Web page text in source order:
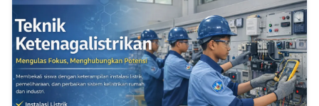
Akademik
Kesiswaan
Alumni